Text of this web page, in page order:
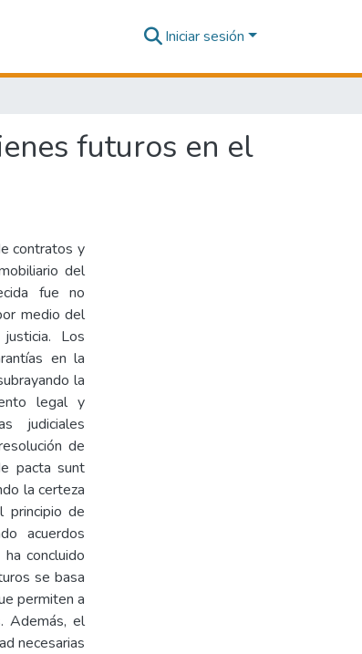
Iniciar sesión
futuros en el
contratos y
del
fue no
medio del
Los
en la
la
legal y
judiciales
de
pacta sunt
la certeza
principio de
acuerdos
concluido
se basa
permiten a
Además, el
necesarias